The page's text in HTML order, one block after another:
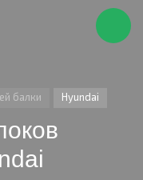
балки Hyundai